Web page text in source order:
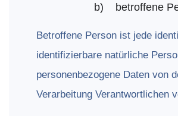
b) betroffene
Betroffene Person ist jede
identifizierbare natürliche
personenbezogene Daten von
Verarbeitung Verantwortlichen